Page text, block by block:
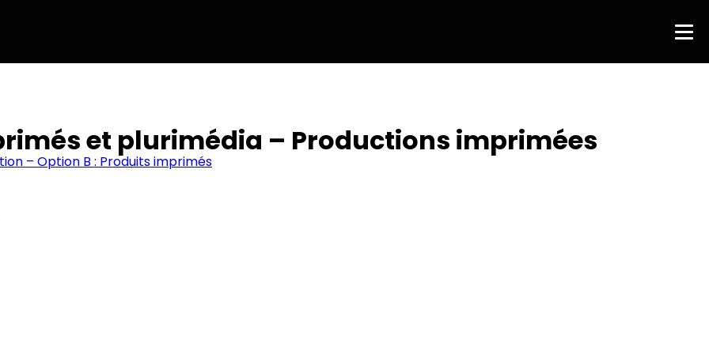
et plurimédia – Productions imprimées
– Option B : Produits imprimés